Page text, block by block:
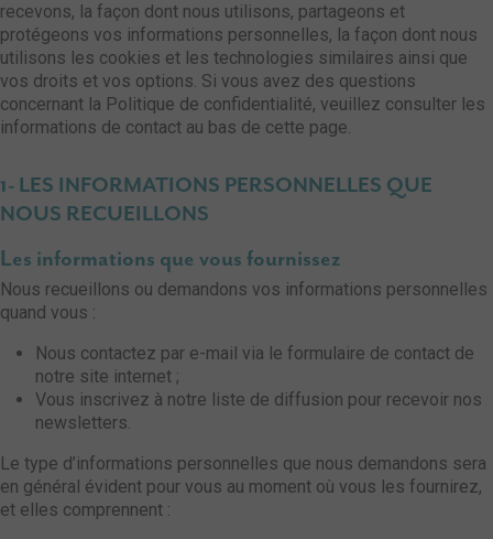
recevons, la façon dont nous utilisons, partageons et
protégeons vos informations personnelles, la façon dont nous
utilisons les cookies et les technologies similaires ainsi que
vos droits et vos options. Si vous avez des questions
concernant la Politique de confidentialité, veuillez consulter les
informations de contact au bas de cette page.
1- LES INFORMATIONS PERSONNELLES QUE
NOUS RECUEILLONS
Les informations que vous fournissez
Nous recueillons ou demandons vos informations personnelles
quand vous :
Nous contactez par e-mail via le formulaire de contact de
notre site internet ;
Vous inscrivez à notre liste de diffusion pour recevoir nos
newsletters.
Le type d’informations personnelles que nous demandons sera
en général évident pour vous au moment où vous les fournirez,
et elles comprennent :